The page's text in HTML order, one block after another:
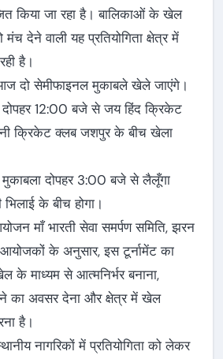
किया जा रहा है। बालिकाओं के खेल
देने वाली यह प्रतियोगिता क्षेत्र में
है।
दो सेमीफाइनल मुकाबले खेले जाएंगे।
12:00 बजे से जय हिंद क्रिकेट
क्रिकेट क्लब जशपुर के बीच खेला
मुकाबला दोपहर 3:00 बजे से लैलूँगा
के बीच होगा।
माँ भारती सेवा समर्पण समिति, झरन
आयोजकों के अनुसार, इस टूर्नामेंट का
के माध्यम से आत्मनिर्भर बनाना,
का अवसर देना और क्षेत्र में खेल
है।
नागरिकों में प्रतियोगिता को लेकर